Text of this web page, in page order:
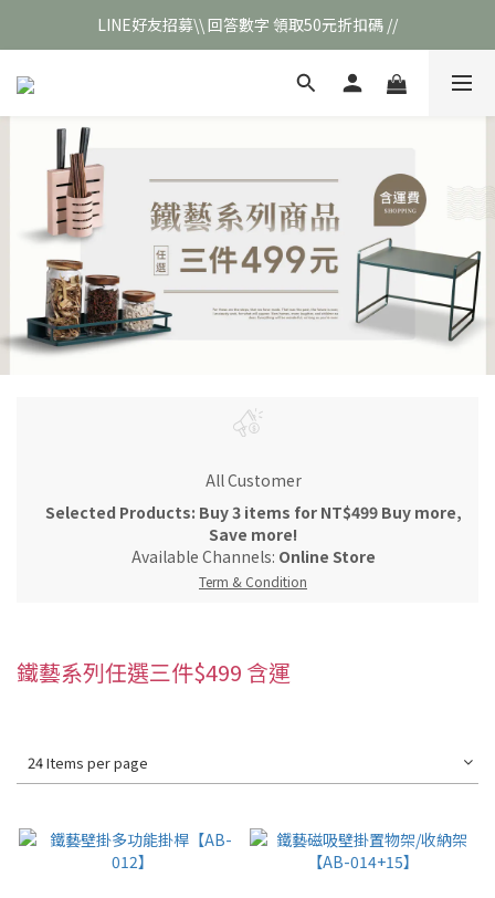
\\新會員註冊// 贈100元購物金❣️
LINE好友招募\\ 回答數字 領取50元折扣碼 //
\\新會員註冊// 贈100元購物金❣️
All Customer
Selected Products: Buy 3 items for NT$499 Buy more,
Save more!
Available Channels: Online Store
Term & Condition
鐵藝系列任選三件$499 含運
24 Items per page